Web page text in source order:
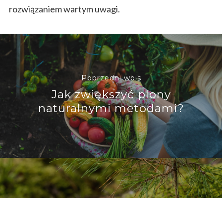
rozwiązaniem wartym uwagi.
Poprzedni wpis
Jak zwiększyć plony
naturalnymi metodami?